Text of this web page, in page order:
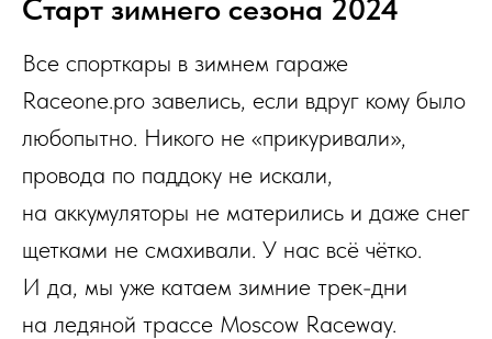
Старт зимнего сезона 2024
Все спорткары в зимнем гараже
Raceone.pro завелись, если вдруг кому было
любопытно. Никого не «прикуривали»,
провода по паддоку не искали,
на аккумуляторы не матерились и даже снег
щетками не смахивали. У нас всё чётко.
И да, мы уже катаем зимние трек-дни
на ледяной трассе Moscow Raceway.